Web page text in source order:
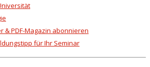
& PDF-Magazin abonnieren
für Ihr Seminar